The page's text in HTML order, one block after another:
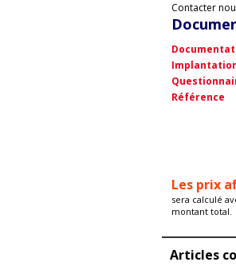
Contacter
Référence
Les prix
sera calculé
montant total.
Articles